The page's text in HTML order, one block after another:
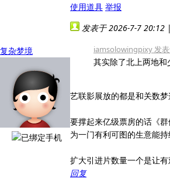
使用道具 举报
复杂梦境
发表于 2026-7-7 20:12 |
iamsolowingpixy 发表
其实除了北上两地
艺联影展放的都是和关数
要撑起来亿级票房的话《
为一门有利可图的生意能
扩大引进片数量一个是让
回复